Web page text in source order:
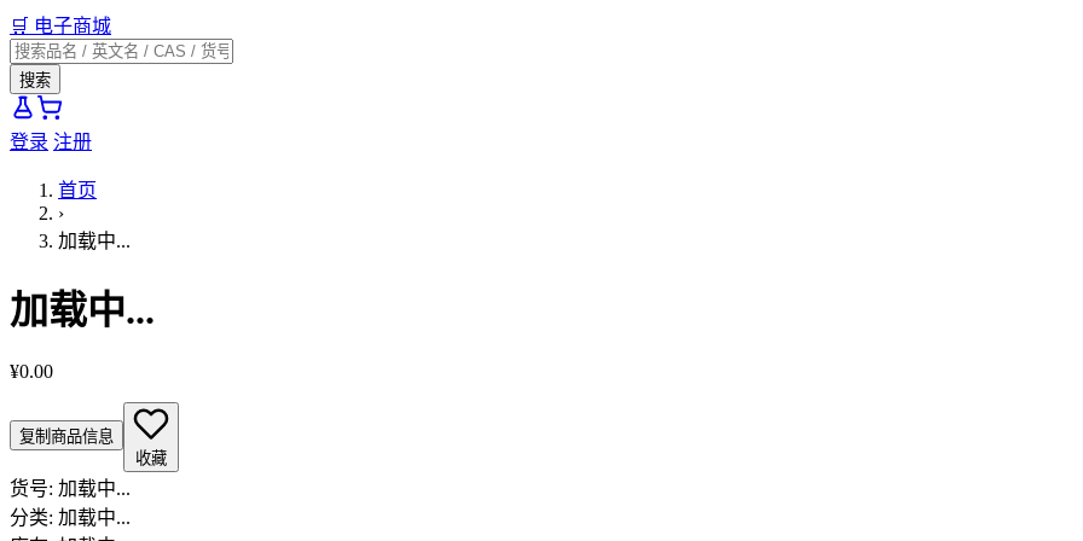
🛒 电子商城
搜索
登录 注册
首页
›
加载中...
加载中...
¥0.00
复制商品信息
收藏
货号: 加载中...
分类: 加载中...